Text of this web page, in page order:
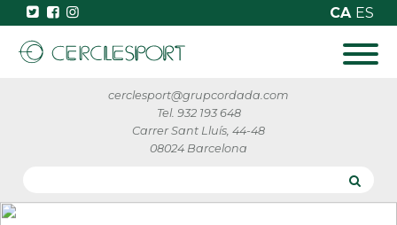
CA ES
cerclesport@grupcordada.com
Tel. 932 193 648
Carrer Sant Lluís, 44-48
08024 Barcelona